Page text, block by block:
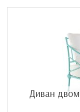
Диван